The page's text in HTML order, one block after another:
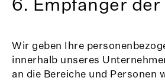
Wir geben Ihre
innerhalb unseres
an die Bereiche und Personen